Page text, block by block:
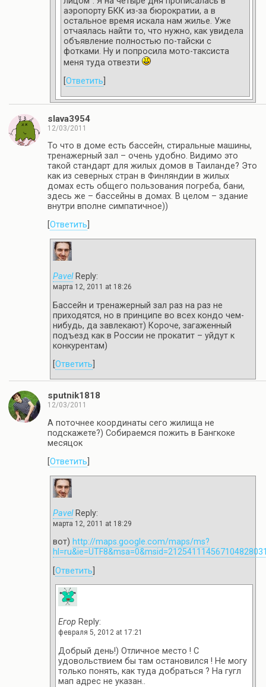
аэропорту БКК из-за бюрократии, а в
остальное время искала нам жилье. Уже
отчаялась найти то, что нужно, как увидела
объявление полностью по-тайски с
фотками. Ну и попросила мото-таксиста
меня туда отвезти
Ответить
slava3954
12/03/2011
То что в доме есть бассейн, стиральные машины,
тренажерный зал – очень удобно. Видимо это
такой стандарт для жилых домов в Таиланде? Это
как из северных стран в Финляндии в жилых
домах есть общего пользования погреба, бани,
здесь же – бассейны в домах. В целом – здание
внутри вполне симпатичное))
Ответить
PavelReply:
марта 12, 2011 at 18:26
Бассейн и тренажерный зал раз на раз не
приходятся, но в принципе во всех кондо чем-
нибудь, да завлекают) Короче, загаженный
подъезд как в России не прокатит – уйдут к
конкурентам)
Ответить
sputnik1818
12/03/2011
А поточнее координаты сего жилища не
подскажете?) Собираемся пожить в Бангкоке
месяцок
Ответить
PavelReply:
марта 12, 2011 at 18:29
вот) http://maps.google.com/maps/ms?
Ответить
Егор Reply:
февраля 5, 2012 at 17:21
Добрый день!) Отличное место ! С
удовольствием бы там остановился ! Не могу
только понять, как туда добраться ? На гугл
мап адрес не указан..